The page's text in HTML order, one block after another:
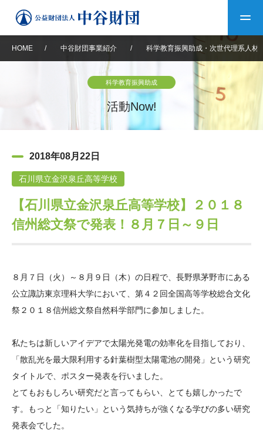
中谷財団について
設立趣意書
沿革 40年史デジタルブック
中谷財団40年史
役員・評議員 公開情報
年報一覧 中谷財団レポート
中谷財団事業紹介
神戸賞 長期大型研究助成
大学院生奨学金
国際学生交流プログラ
ム
次世代理系人材育成プ
ログラム助成
中谷財団動画紹介
その他情報
アクセス よくあるご質問
日本語 English
HOME / 中谷財団事業紹介 / 科学教育振興助成・次世代理系人材
科学教育振興助成
活動Now!
2018年08月22日
石川県立金沢泉丘高等学校
【石川県立金沢泉丘高等学校】２０１８
信州総文祭で発表！８月７日～９日
８月７日（火）～８月９日（木）の日程で、長野県茅野市にある
公立諏訪東京理科大学において、第４２回全国高等学校総合文化
祭２０１８信州総文祭自然科学部門に参加しました。
私たちは新しいアイデアで太陽光発電の効率化を目指しており、
「散乱光を最大限利用する針葉樹型太陽電池の開発」という研究
タイトルで、ポスター発表を行いました。
とてもおもしろい研究だと言ってもらい、とても嬉しかったで
す。もっと「知りたい」という気持ちが強くなる学びの多い研究
発表会でした。